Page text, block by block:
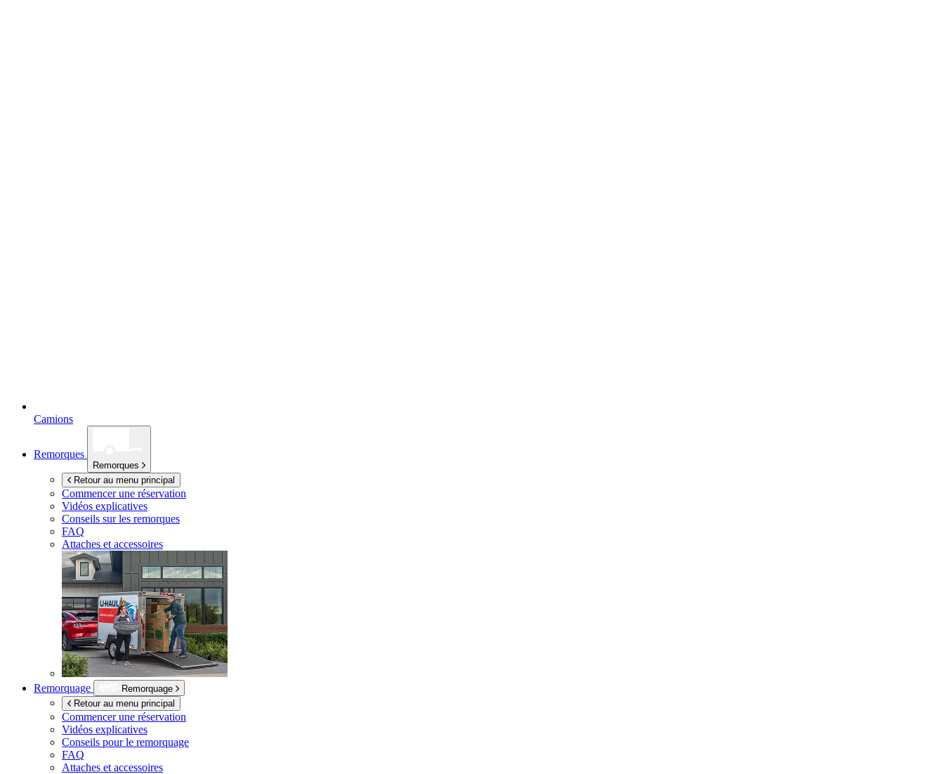
Camions
Remorques
Remorques
Retour au menu principal
Commencer une réservation
Vidéos explicatives
Conseils sur les remorques
FAQ
Attaches et accessoires
Remorquage
Remorquage
Retour au menu principal
Commencer une réservation
Vidéos explicatives
Conseils pour le remorquage
FAQ
Attaches et accessoires